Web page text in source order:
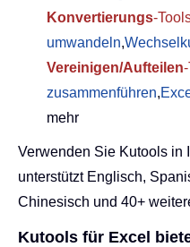
Konvertierungs-
umwandeln,
Vereinigen/Aufteilen
zusammenführen,
mehr
Verwenden Sie Kutools in
unterstützt Englisch,
Chinesisch und 40+
Kutools für Excel